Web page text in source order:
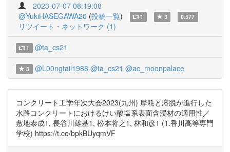
2023-07-07 08:19:08
@YukiHASEGAWA20 (投稿一覧) 1 3 0.577
リツイート・ネットワーク (1)
1 @ta_cs21
3 @L00ngtail1988 @ta_cs21 @ac_moonpalace
コンクリート工学年次大会2023(九州) 摩耗と溶脱が進行した
水路コンクリートにおけるけい酸塩系表面含浸材の適用性／
敷地泰成1, 長谷川雄基1, 松本将之1, 林和彦1 (1.香川高等専門
学校) https://t.co/bpkBUyqmVF